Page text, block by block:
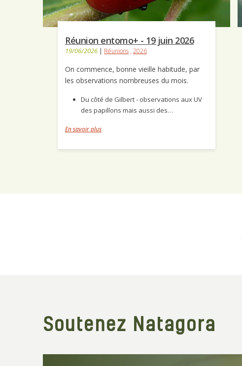
Réunion entomo+ - 19 juin 2026
19/06/2026 | Réunions , 2026
On commence, bonne vieille habitude, par
les observations nombreuses du mois.
Du côté de Gilbert - observations aux UV
des papillons mais aussi des…
En savoir plus
Soutenez Natagora